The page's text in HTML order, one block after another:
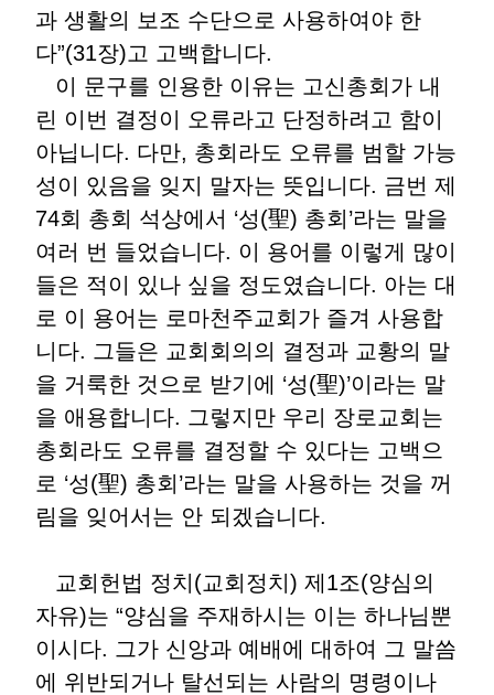
과 생활의 보조 수단으로 사용하여야 한
다”(31장)고 고백합니다.
이 문구를 인용한 이유는 고신총회가 내
린 이번 결정이 오류라고 단정하려고 함이
아닙니다. 다만, 총회라도 오류를 범할 가능
성이 있음을 잊지 말자는 뜻입니다. 금번 제
74회 총회 석상에서 ‘성(聖) 총회’라는 말을
여러 번 들었습니다. 이 용어를 이렇게 많이
들은 적이 있나 싶을 정도였습니다. 아는 대
로 이 용어는 로마천주교회가 즐겨 사용합
니다. 그들은 교회회의의 결정과 교황의 말
을 거룩한 것으로 받기에 ‘성(聖)’이라는 말
을 애용합니다. 그렇지만 우리 장로교회는
총회라도 오류를 결정할 수 있다는 고백으
로 ‘성(聖) 총회’라는 말을 사용하는 것을 꺼
림을 잊어서는 안 되겠습니다.
교회헌법 정치(교회정치) 제1조(양심의
자유)는 “양심을 주재하시는 이는 하나님뿐
이시다. 그가 신앙과 예배에 대하여 그 말씀
에 위반되거나 탈선되는 사람의 명령이나